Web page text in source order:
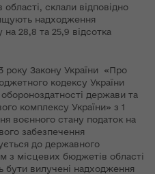
склали відповідно
надходження
на 28,8 та 25,9 відсотка
року Закону України «Про
кодексу України
держави та
комплексу України» з 1
воєнного стану податок на
забезпечення
до державного
з місцевих бюджетів області
вилучені надходження